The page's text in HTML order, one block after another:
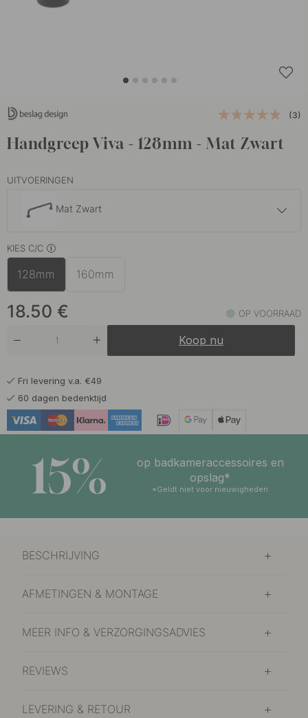
(3)
Handgreep Viva - 128mm - Mat Zwart
UITVOERINGEN
Mat Zwart
Geborsteld Roestvrij
Gebronsd Messing
Gepolijst Chroom
Gepolijst Messing 18.50 €
GrafietGrijs 18.50 €
Saliegroen Op voorraad
Stormblauw Op voorraad
KIES C/C
128mm 160mm
18.50 € OP VOORRAAD
Koop nu
Fri levering v.a. €49
60 dagen bedenktijd
15%
op badkameraccessoires en
opslag*
*Geldt niet voor nieuwigheden
BESCHRIJVING
AFMETINGEN & MONTAGE
MEER INFO & VERZORGINGSADVIES
REVIEWS
LEVERING & RETOUR